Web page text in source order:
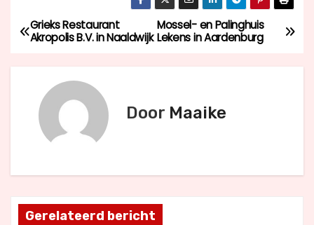
B
e
h
t
Mossel- en Palinghuis
Lekens in Aardenburg
Grieks Restaurant
Akropolis B.V. in Naaldwijk
Door Maaike
Gerelateerd bericht